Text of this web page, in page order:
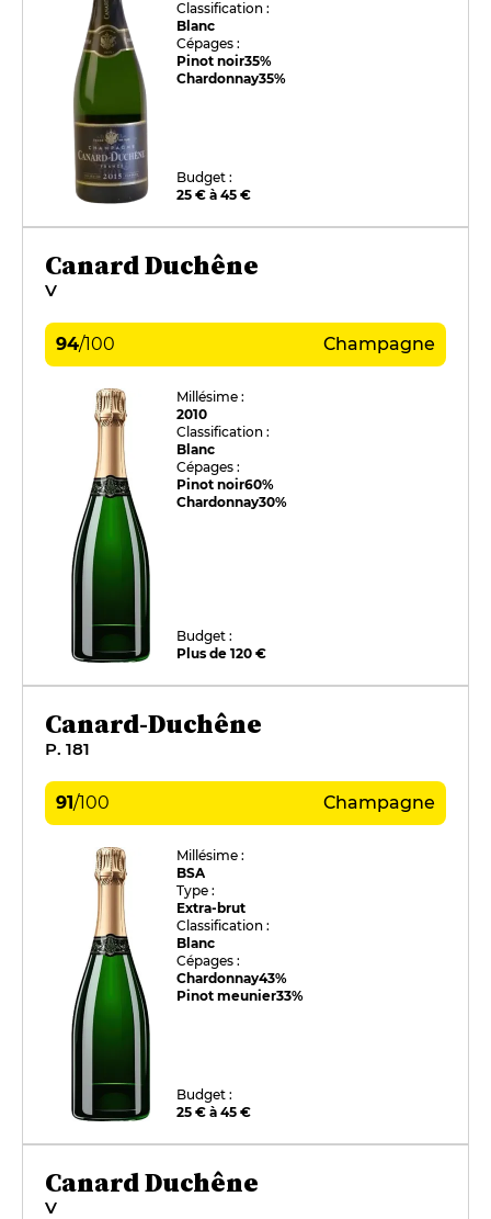
Classification :
Blanc
Cépages :
Pinot noir35%
Chardonnay35%
Budget :
25 € à 45 €
Canard Duchêne
V
94/100 Champagne
Millésime :
2010
Classification :
Blanc
Cépages :
Pinot noir60%
Chardonnay30%
Budget :
Plus de 120 €
Canard-Duchêne
P. 181
91/100 Champagne
Millésime :
BSA
Type :
Extra-brut
Classification :
Blanc
Cépages :
Chardonnay43%
Pinot meunier33%
Budget :
25 € à 45 €
Canard Duchêne
V